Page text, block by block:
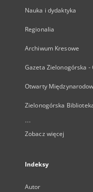
Nauka i dydaktyka
Regionalia
Archiwum Kresowe
Gazeta Zielonogórska -
Otwarty
Zielonogórska
...
Zobacz więcej
Indeksy
Autor